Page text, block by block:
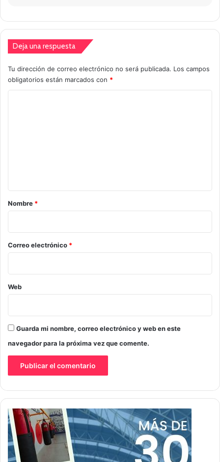
Deja una respuesta
Tu dirección de correo electrónico no será publicada. Los campos
obligatorios están marcados con *
r
o
*
Nombre *
Correo electrónico *
Web
Guarda mi nombre, correo electrónico y web en este
navegador para la próxima vez que comente.